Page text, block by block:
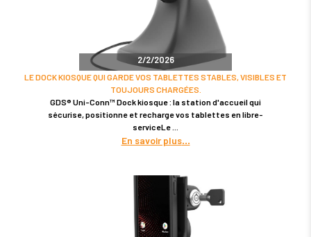
2/2/2026
LE DOCK KIOSQUE QUI GARDE VOS TABLETTES STABLES, VISIBLES ET
TOUJOURS CHARGÉES.
GDS® Uni-Conn™ Dock kiosque : la station d'accueil qui
sécurise, positionne et recharge vos tablettes en libre-
serviceLe
En savoir plus